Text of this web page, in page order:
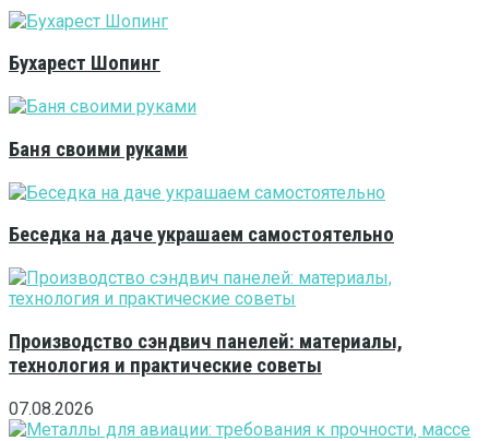
Бухарест Шопинг
Баня своими руками
Беседка на даче украшаем самостоятельно
Производство сэндвич панелей: материалы,
технология и практические советы
07.08.2026